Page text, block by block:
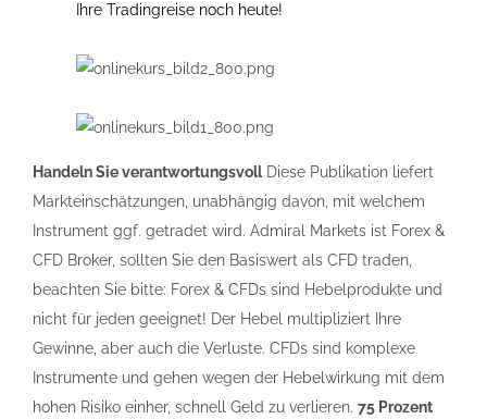
Ihre Tradingreise noch heute!
Handeln Sie verantwortungsvollDiese Publikation liefert
Markteinschätzungen, unabhängig davon, mit welchem
Instrument ggf. getradet wird. Admiral Markets ist Forex &
CFD Broker, sollten Sie den Basiswert als CFD traden,
beachten Sie bitte: Forex & CFDs sind Hebelprodukte und
nicht für jeden geeignet! Der Hebel multipliziert Ihre
Gewinne, aber auch die Verluste. CFDs sind komplexe
Instrumente und gehen wegen der Hebelwirkung mit dem
hohen Risiko einher, schnell Geld zu verlieren. 75 Prozent